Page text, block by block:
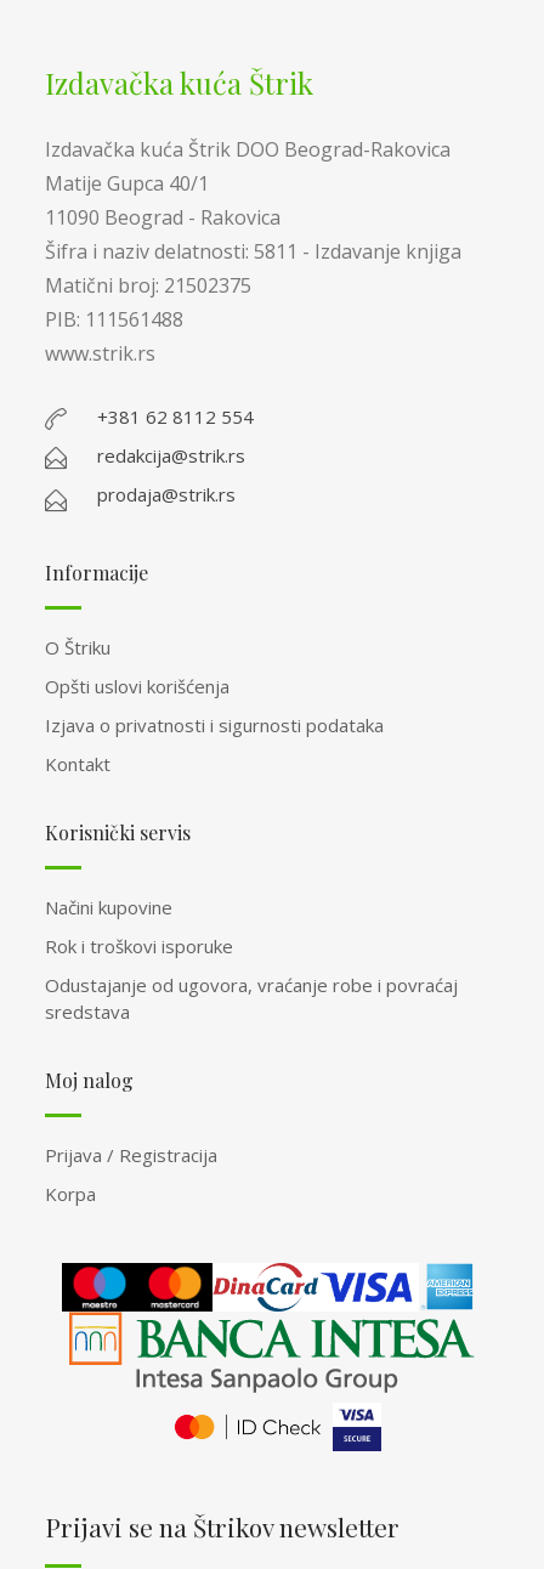
Izdavačka kuća Štrik
Izdavačka kuća Štrik DOO Beograd-Rakovica
Matije Gupca 40/1
11090 Beograd - Rakovica
Šifra i naziv delatnosti: 5811 - Izdavanje knjiga
Matični broj: 21502375
PIB: 111561488
www.strik.rs
+381 62 8112 554
redakcija@strik.rs
prodaja@strik.rs
Informacije
O Štriku
Opšti uslovi korišćenja
Izjava o privatnosti i sigurnosti podataka
Kontakt
Korisnički servis
Načini kupovine
Rok i troškovi isporuke
Odustajanje od ugovora, vraćanje robe i povraćaj
sredstava
Moj nalog
Prijava / Registracija
Korpa
Prijavi se na Štrikov newsletter